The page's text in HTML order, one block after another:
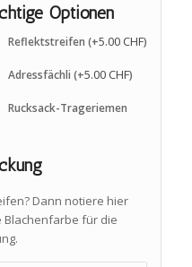
Optionen
Reflektstreifen (+5.00 CHF)
Adressfächli (+5.00 CHF)
Rucksack-Trageriemen
Dann notiere hier
Blachenfarbe für die